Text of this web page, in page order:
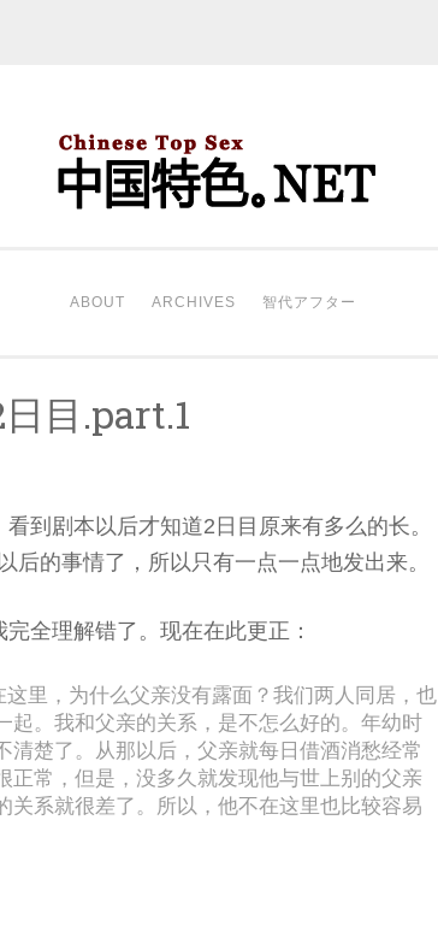
ABOUT ARCHIVES 智代アフター
目.part.1
到剧本以后才知道2日目原来有多么的长。
后的事情了，所以只有一点一点地发出来。
全理解错了。现在在此更正：
这里，为什么父亲没有露面？我们两人同居，也
。我和父亲的关系，是不怎么好的。年幼时
清楚了。从那以后，父亲就每日借酒消愁经常
正常，但是，没多久就发现他与世上别的父亲
关系就很差了。所以，他不在这里也比较容易